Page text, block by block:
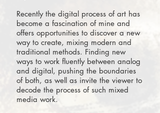
Recently the digital process of art has
become a fascination of mine and
offers opportunities to discover a new
way to create, mixing modern and
traditional methods. Finding new
ways to work fluently between analog
and digital, pushing the boundaries
of both, as well as invite the viewer to
decode the process of such mixed
media work.